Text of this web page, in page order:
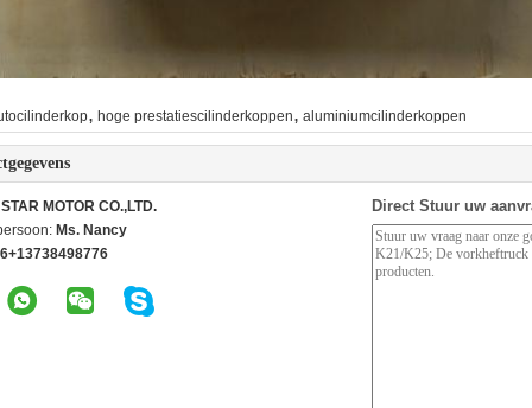
, hoge prestatiescilinderkoppen, aluminiumcilinderkoppen
MOTOR CO.,LTD.
Ms. Nancy
Direct Stuur uw